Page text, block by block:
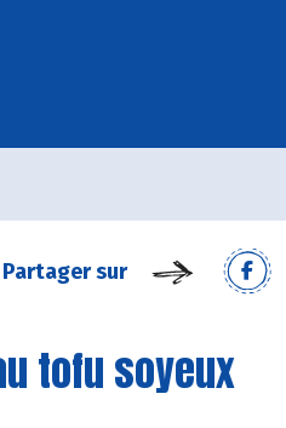
Partager sur
tofu soyeux